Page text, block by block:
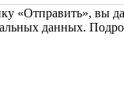
«Отправить», вы
данных.